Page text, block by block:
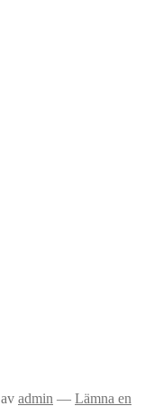
av admin — Lämna en